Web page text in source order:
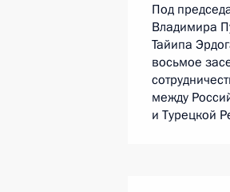
Под
Владимира
Тайипа
восьмое
между
и Турецкой